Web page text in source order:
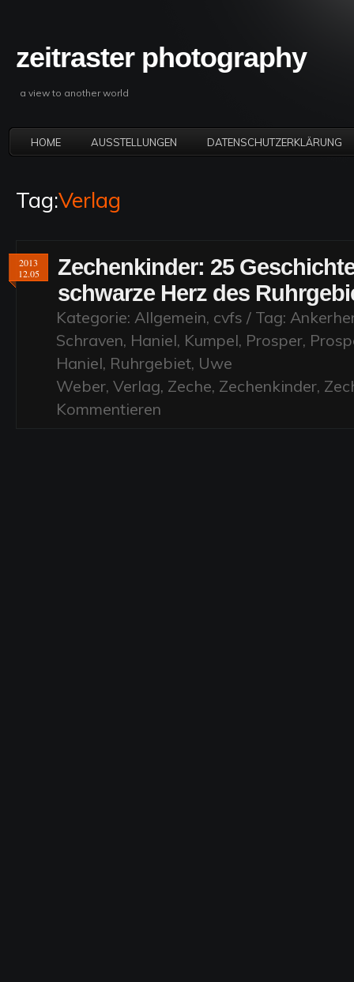
zeitraster photography
a view to another world
HOME AUSSTELLUNGEN DATENSCHUTZERKLÄRUNG
Tag:Verlag
2013
12.05
Zechenkinder: 25
schwarze Herz des
Kategorie: Allgemein, cvfs / Tag:
Schraven, Haniel, Kumpel, Prosper,
Haniel, Ruhrgebiet, Uwe
Weber, Verlag, Zeche, Zechenkinder,
Kommentieren